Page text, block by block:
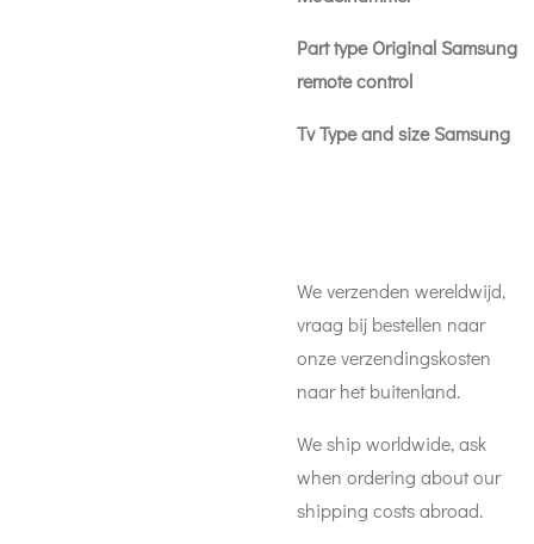
Part type Original Samsung
remote control
Tv Type and size Samsung
We verzenden wereldwijd,
vraag bij bestellen naar
onze verzendingskosten
naar het buitenland.
We ship worldwide, ask
when ordering about our
shipping costs abroad.